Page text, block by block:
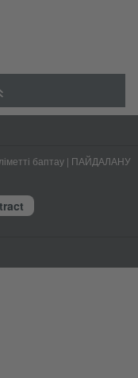
баптау | ПАЙДАЛАНУ